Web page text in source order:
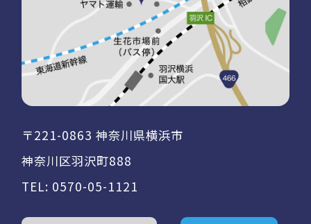
〒221-0863 神奈川県横浜市
神奈川区羽沢町888
TEL: 0570-05-1121